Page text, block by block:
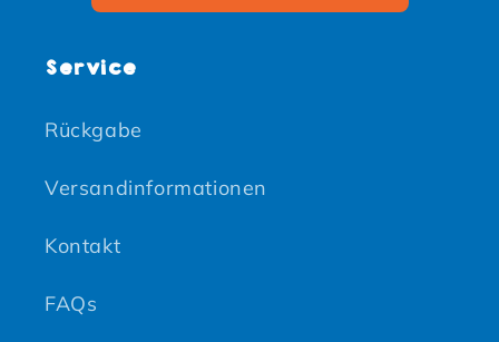
Service
Rückgabe
Versandinformationen
Kontakt
FAQs